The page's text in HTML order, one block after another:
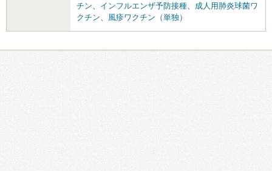
チン
インフルエンザ予防接種
成人用肺炎球菌ワ
クチン
風疹ワクチン（単独）